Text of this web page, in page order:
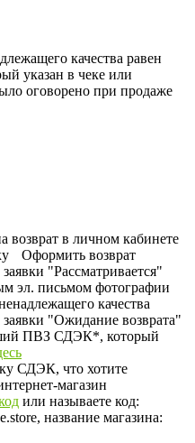
качества равен
указан в чеке или
оговорено при продаже
возврат в личном кабинете
Оформить возврат
"Рассматривается"
эл. письмом фотографии
качества
заявки "Ожидание возврата"
ПВЗ СДЭК*, который
СДЭК, что хотите
магазин
или называете код:
название магазина: